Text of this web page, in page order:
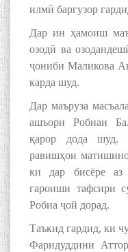
илмӣ баргузор
Дар ин ҳамоиш
озодӣ ва
ҷониби Маликова
карда шуд.
Дар маъруза
ашъори Робиаи
қарор дода шуд.
равишҳои
ки дар бисёре аз
гароиши тафсири
Робиа ҷой дорад.
Таъкид гардид, ки
Фаридуддини
The Persian
Қаноат (Ustod
and Master
Mehrafarin
of the name of
Gulf
Сайри Дарвоз
Қаноат: